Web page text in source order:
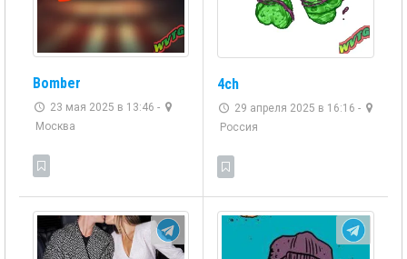
Bomber
23 мая 2025 в 13:46 -
Москва
4ch
29 апреля 2025 в 16:16 -
Россия